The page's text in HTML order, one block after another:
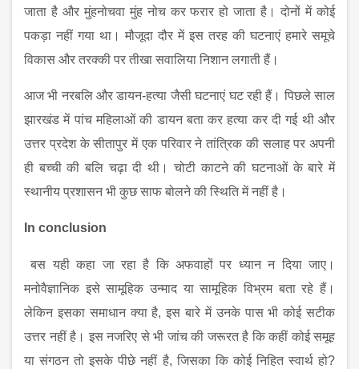
जाता है और मुंहनोचवा मुंह नोच कर फरार हो जाता है। दोनों में कोई
पकड़ा नहीं गया था। मौजूदा दौर में इस तरह की घटनाएं हमारे समूचे
विकास और तरक्की पर तीखा सवालिया निशान लगाती हैं।
आज भी नरबलि और डायन-हत्या जैसी घटनाएं घट रही हैं। पिछले साल
झारखंड में पांच महिलाओं की डायन बता कर हत्या कर दी गई थी और
उत्तर प्रदेश के सीतापुर में एक परिवार ने तांत्रिक की सलाह पर अपनी
ही बच्ची की बलि चढ़ा दी थी। चोटी काटने की घटनाओं के बारे में
स्थानीय प्रशासन भी कुछ साफ बोलने की स्थिति में नहीं है।
In conclusion
बस यही कहा जा रहा है कि अफवाहों पर ध्यान न दिया जाए।
मनोवैज्ञानिक इसे सामूहिक उन्माद या सामूहिक विभ्रम बता रहे हैं।
लेकिन इसका समाधान क्या है, इस बारे में उनके पास भी कोई सटीक
उत्तर नहीं है। इस नजरिए से भी जांच की जरूरत है कि कहीं कोई समूह
या संगठन तो इसके पीछे नहीं है, जिसका कि कोई निहित स्वार्थ हो?